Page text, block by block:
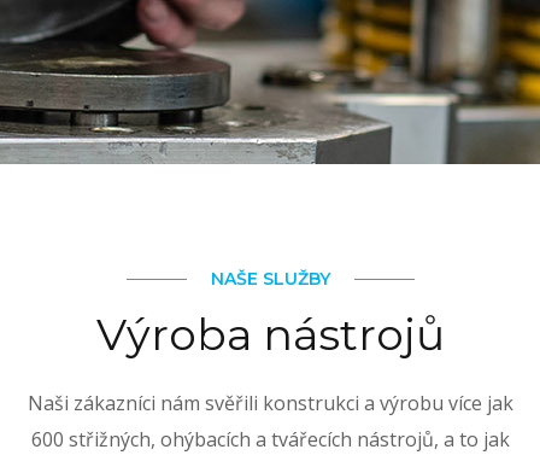
NAŠE SLUŽBY
Výroba nástrojů
Naši zákazníci nám svěřili konstrukci a výrobu více jak
600 střižných, ohýbacích a tvářecích nástrojů, a to jak